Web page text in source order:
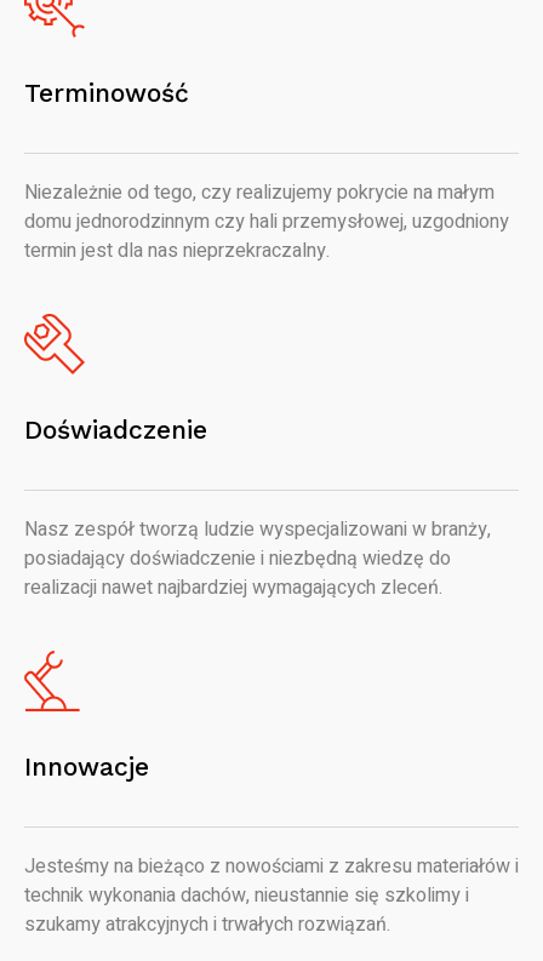
Terminowość
Niezależnie od tego, czy realizujemy pokrycie na małym
domu jednorodzinnym czy hali przemysłowej, uzgodniony
termin jest dla nas nieprzekraczalny.
Doświadczenie
Nasz zespół tworzą ludzie wyspecjalizowani w branży,
posiadający doświadczenie i niezbędną wiedzę do
realizacji nawet najbardziej wymagających zleceń.
Innowacje
Jesteśmy na bieżąco z nowościami z zakresu materiałów i
technik wykonania dachów, nieustannie się szkolimy i
szukamy atrakcyjnych i trwałych rozwiązań.